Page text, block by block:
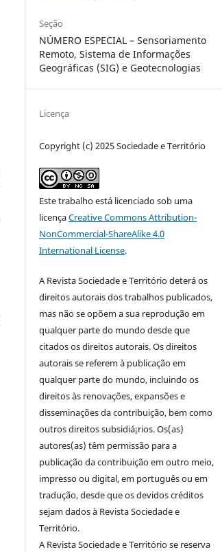
Seção
NÚMERO ESPECIAL – Sensoriamento
Remoto, Sistema de Informações
Geográficas (SIG) e Geotecnologias
Licença
Copyright (c) 2025 Sociedade e Território
Este trabalho está licenciado sob uma
licençaCreative Commons Attribution-
NonCommercial-ShareAlike 4.0
International License.
A Revista Sociedade e Território deterá os
direitos autorais dos trabalhos publicados,
mas não se opõem a sua reprodução em
qualquer parte do mundo desde que
citados os direitos autorais. Os direitos
autorais se referem à publicação em
qualquer parte do mundo, incluindo os
direitos às renovações, expansões e
disseminações da contribuição, bem como
outros direitos subsidiá¡rios. Os(as)
autores(as) têm permissão para a
publicação da contribuição em outro meio,
impresso ou digital, em português ou em
tradução, desde que os devidos créditos
sejam dados à Revista Sociedade e
Território.
A Revista Sociedade e Território se reserva